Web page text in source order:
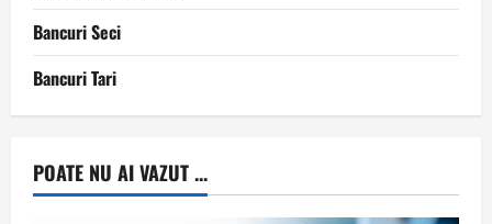
Bancuri Seci
Bancuri Tari
POATE NU AI VAZUT ...